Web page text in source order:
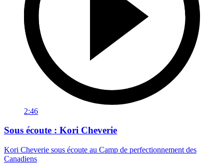
2:46
Sous écoute : Kori Cheverie
Kori Cheverie sous écoute au Camp de perfectionnement des
Canadiens